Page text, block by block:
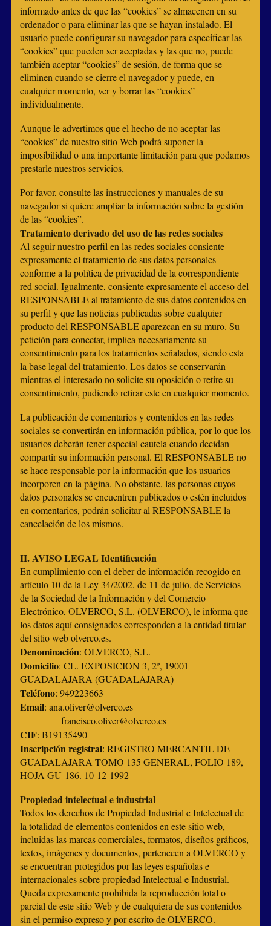
informado antes de que las “cookies” se almacenen en su
ordenador o para eliminar las que se hayan instalado. El
usuario puede configurar su navegador para especificar las
“cookies” que pueden ser aceptadas y las que no, puede
también aceptar “cookies” de sesión, de forma que se
eliminen cuando se cierre el navegador y puede, en
cualquier momento, ver y borrar las “cookies”
individualmente.
Aunque le advertimos que el hecho de no aceptar las
“cookies” de nuestro sitio Web podrá suponer la
imposibilidad o una importante limitación para que podamos
prestarle nuestros servicios.
Por favor, consulte las instrucciones y manuales de su
navegador si quiere ampliar la información sobre la gestión
de las “cookies”.
Tratamiento derivado del uso de las redes sociales
Al seguir nuestro perfil en las redes sociales consiente
expresamente el tratamiento de sus datos personales
conforme a la política de privacidad de la correspondiente
red social. Igualmente, consiente expresamente el acceso del
RESPONSABLE al tratamiento de sus datos contenidos en
su perfil y que las noticias publicadas sobre cualquier
producto del RESPONSABLE aparezcan en su muro. Su
petición para conectar, implica necesariamente su
consentimiento para los tratamientos señalados, siendo esta
la base legal del tratamiento. Los datos se conservarán
mientras el interesado no solicite su oposición o retire su
consentimiento, pudiendo retirar este en cualquier momento.
La publicación de comentarios y contenidos en las redes
sociales se convertirán en información pública, por lo que los
usuarios deberán tener especial cautela cuando decidan
compartir su información personal. El RESPONSABLE no
se hace responsable por la información que los usuarios
incorporen en la página. No obstante, las personas cuyos
datos personales se encuentren publicados o estén incluidos
en comentarios, podrán solicitar al RESPONSABLE la
cancelación de los mismos.
II. AVISO LEGAL Identificación
En cumplimiento con el deber de información recogido en
artículo 10 de la Ley 34/2002, de 11 de julio, de Servicios
de la Sociedad de la Información y del Comercio
Electrónico, OLVERCO, S.L. (OLVERCO), le informa que
los datos aquí consignados corresponden a la entidad titular
del sitio web olverco.es.
Denominación: OLVERCO, S.L.
Domicilio: CL. EXPOSICION 3, 2º, 19001
GUADALAJARA (GUADALAJARA)
Teléfono: 949223663
Email: ana.oliver@olverco.es
francisco.oliver@olverco.es
CIF: B19135490
Inscripción registral: REGISTRO MERCANTIL DE
GUADALAJARA TOMO 135 GENERAL, FOLIO 189,
HOJA GU-186. 10-12-1992
Propiedad intelectual e industrial
Todos los derechos de Propiedad Industrial e Intelectual de
la totalidad de elementos contenidos en este sitio web,
incluidas las marcas comerciales, formatos, diseños gráficos,
textos, imágenes y documentos, pertenecen a OLVERCO y
se encuentran protegidos por las leyes españolas e
internacionales sobre propiedad Intelectual e Industrial.
Queda expresamente prohibida la reproducción total o
parcial de este sitio Web y de cualquiera de sus contenidos
sin el permiso expreso y por escrito de OLVERCO.